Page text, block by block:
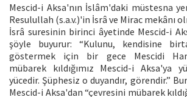
Mescid-i Aksa'nın İslâm'daki müstesna
Resulullah (s.a.v.)'in İsrâ ve Mirac mekânı
İsrâ suresinin birinci âyetinde Mescid-i
şöyle buyurur: “Kulunu, kendisine
göstermek için bir gece Mescidi
mübarek kıldığımız Mescid-i Aksa'ya
yücedir. Şüphesiz o duyandır, görendir.”
Mescid-i Aksa'dan “çevresini mübarek